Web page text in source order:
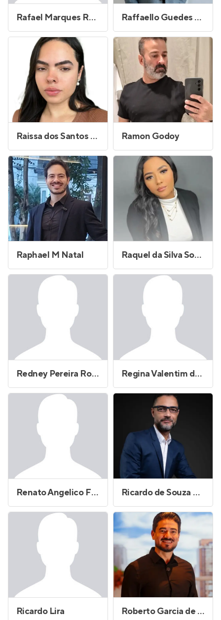
Rafael Marques Reboucas Raffaello Guedes Aretini
Raissa dos Santos Silva Ramon Godoy
Raphael M Natal Raquel da Silva Souza
Redney Pereira Rocha Regina Valentim de Oliveira
Renato Angelico Filho Ricardo de Souza Oliveira
Ricardo Lira Roberto Garcia de Mesquita